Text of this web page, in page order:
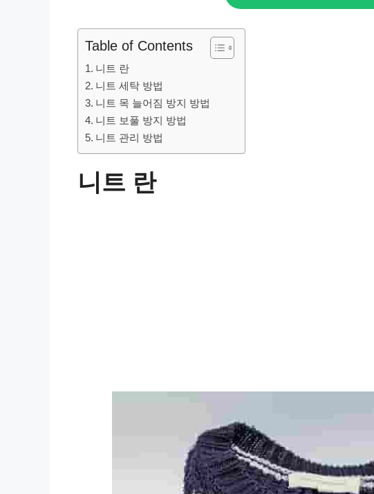
Table of Contents
니트 란
니트 세탁 방법
니트 목 늘어짐 방지 방법
니트 보풀 방지 방법
니트 관리 방법
니트 란